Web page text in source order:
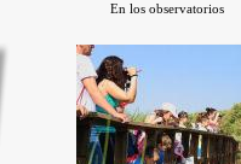
En los observatorios